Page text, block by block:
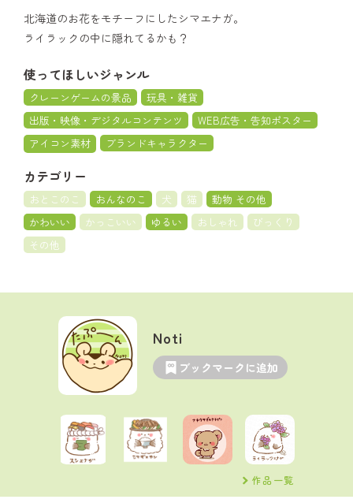
北海道のお花をモチーフにしたシマエナガ。
ライラックの中に隠れてるかも？
使ってほしいジャンル
クレーンゲームの景品
玩具・雑貨
出版・映像・デジタルコンテンツ
WEB広告・告知ポスター
アイコン素材
ブランドキャラクター
カテゴリー
おとこのこ おんなのこ 犬 猫
動物 その他
かわいい
かっこいい ゆるい おしゃれ
びっくり
その他
Noti
ブックマークに追加
作品一覧